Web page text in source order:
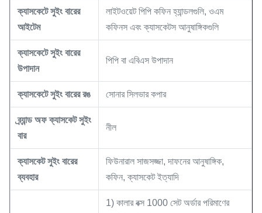
ক্যাসকেটে সুইং বারের
আইটেম
লাইটওয়েট পিপি কফিন হ্যান্ডলগুলি, ওএম
কফিনস এবং ক্যাসকেটস আনুষাঙ্গিকগুলি
ক্যাসকেটে সুইং বারের
উপাদান
পিপি বা এবিএস উপাদান
ক্যাসকেটে সুইং বারের রঙ সোনার সিলভার কপার
ব্র্যান্ড অফ ক্যাসকেট সুইং
বার
নীল
ক্যাসকেট সুইং বারের
ব্যবহার
ফিউনারাল সাজসজ্জা, দাফনের আনুষাঙ্গিক,
কফিন, ক্যাসকেট ইত্যাদি
1) কালার বক্স 1000 সেট অর্ডার পরিমাণের